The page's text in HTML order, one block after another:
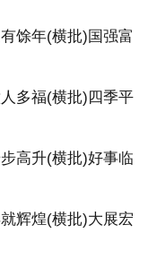
馀年(横批)国强富
多福(横批)四季平
高升(横批)好事临
辉煌(横批)大展宏